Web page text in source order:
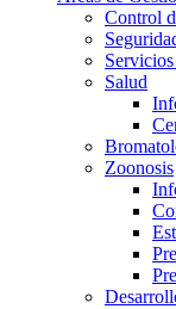
Control
Salud
Zoonosis